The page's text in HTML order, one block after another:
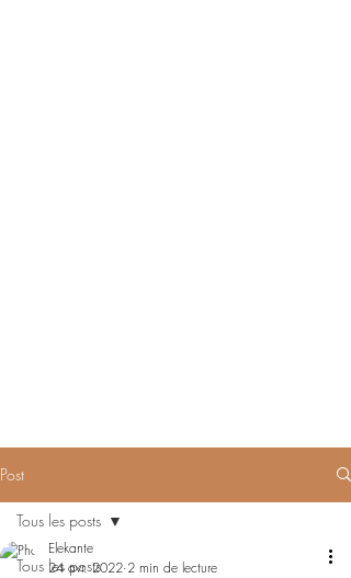
Post
Tous les posts
Tous les posts
Elekante
24 avr. 2022 2 min de lecture